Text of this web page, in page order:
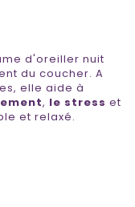
d'oreiller nuit
du coucher. A
elle aide à
, le stress et
et relaxé.